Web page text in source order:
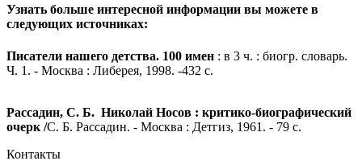
Узнать больше интересной информации вы можете в
следующих источниках:
Писатели нашего детства. 100 имен : в 3 ч. : биогр. словарь.
Ч. 1. - Москва : Либерея, 1998. -432 с.
Рассадин, С. Б. Николай Носов : критико-биографический
очерк /С. Б. Рассадин. - Москва : Детгиз, 1961. - 79 с.
Контакты